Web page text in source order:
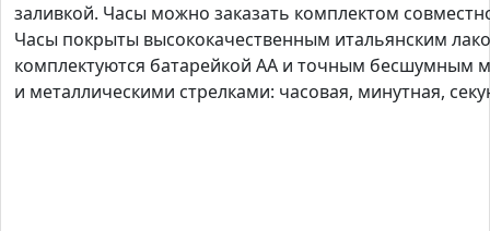
заливкой. Часы можно заказать комплектом
Часы покрыты высококачественным итальянским
комплектуются батарейкой АА и точным бесшумным
и металлическими стрелками: часовая, минутная,